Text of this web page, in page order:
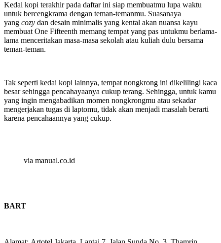
Kedai kopi terakhir pada daftar ini siap membuatmu lupa waktu
untuk bercengkrama dengan teman-temanmu. Suasanaya
yang cozy dan desain minimalis yang kental akan nuansa kayu
membuat One Fifteenth memang tempat yang pas untukmu berlama-
lama menceritakan masa-masa sekolah atau kuliah dulu bersama
teman-teman.
Tak seperti kedai kopi lainnya, tempat nongkrong ini dikelilingi kaca
besar sehingga pencahayaanya cukup terang. Sehingga, untuk kamu
yang ingin mengabadikan momen nongkrongmu atau sekadar
mengerjakan tugas di laptomu, tidak akan menjadi masalah berarti
karena pencahaannya yang cukup.
via manual.co.id
BART